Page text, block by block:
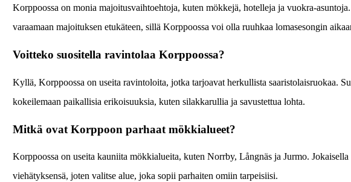
Korppoossa on monia majoitusvaihtoehtoja, kuten mökkejä, hotelleja ja vuokra-
varaamaan majoituksen etukäteen, sillä Korppoossa voi olla ruuhkaa lomasesongin
Voitteko suositella ravintolaa Korppoossa?
Kyllä, Korppoossa on useita ravintoloita, jotka tarjoavat herkullista saaristolaisruokaa.
kokeilemaan paikallisia erikoisuuksia, kuten silakkarullia ja savustettua lohta.
Mitkä ovat Korppoon parhaat mökkialueet?
Korppoossa on useita kauniita mökkialueita, kuten Norrby, Långnäs ja Jurmo. Jokaisella
viehätyksensä, joten valitse alue, joka sopii parhaiten omiin tarpeisiisi.